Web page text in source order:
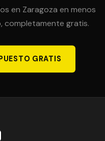
en Zaragoza en menos
completamente gratis.
GRATIS